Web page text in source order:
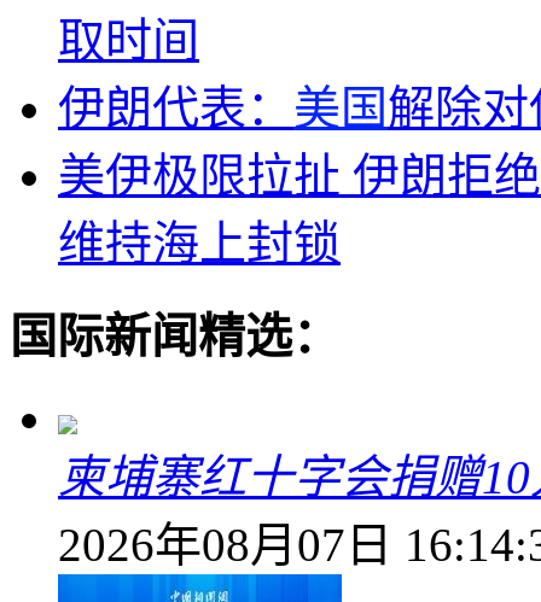
取时间
伊朗代表： 美国解除
美伊极限拉扯 伊朗拒
维持海上封锁
国际新闻精选：
柬埔寨红十字会捐赠
2026年08月07日